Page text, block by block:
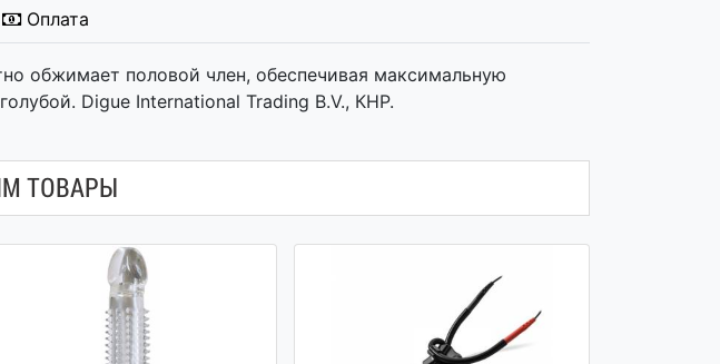
Оплата
обжимает половой член, обеспечивая максимальную
Digue International Trading B.V., КНР.
ТОВАРЫ